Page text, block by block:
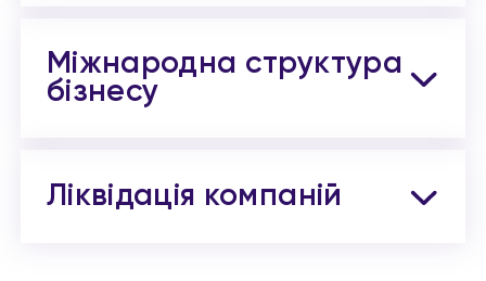
Міжнародна структура
бізнесу
Ліквідація компаній